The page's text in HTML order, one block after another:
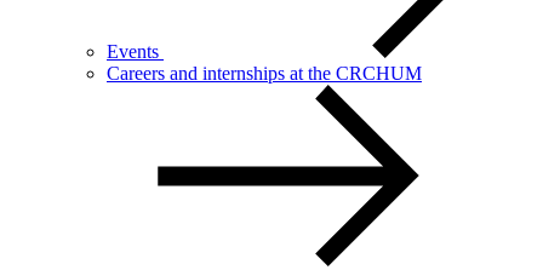
Events
Careers and internships at the CRCHUM